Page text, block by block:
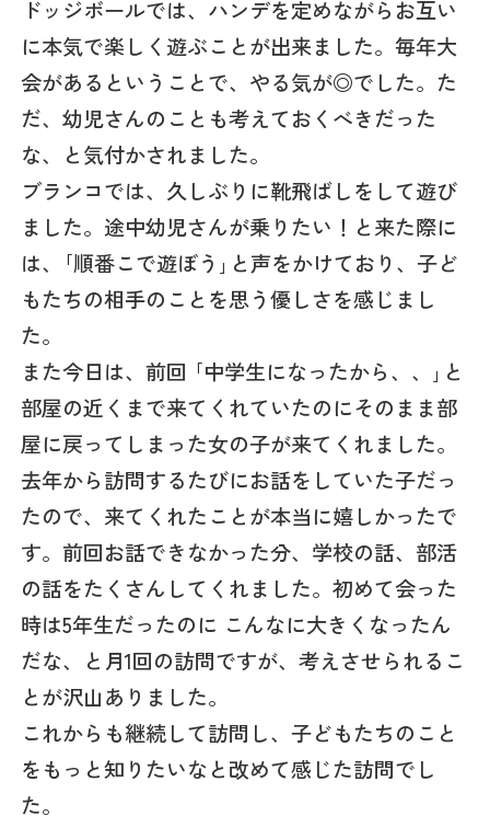
ドッジボールでは、ハンデを定めながらお互い
に本気で楽しく遊ぶことが出来ました。毎年大
会があるということで、やる気が◎でした。た
だ、幼児さんのことも考えておくべきだった
な、と気付かされました。
ブランコでは、久しぶりに靴飛ばしをして遊び
ました。途中幼児さんが乗りたい！と来た際に
は、｢順番こで遊ぼう｣と声をかけており、子ど
もたちの相手のことを思う優しさを感じまし
た。
また今日は、前回 ｢中学生になったから、、｣と
部屋の近くまで来てくれていたのにそのまま部
屋に戻ってしまった女の子が来てくれました。
去年から訪問するたびにお話をしていた子だっ
たので、来てくれたことが本当に嬉しかったで
す。前回お話できなかった分、学校の話、部活
の話をたくさんしてくれました。初めて会った
時は5年生だったのに こんなに大きくなったん
だな、と月1回の訪問ですが、考えさせられるこ
とが沢山ありました。
これからも継続して訪問し、子どもたちのこと
をもっと知りたいなと改めて感じた訪問でし
た。